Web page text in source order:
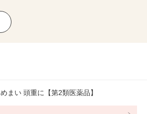
まい 頭重に【第2類医薬品】